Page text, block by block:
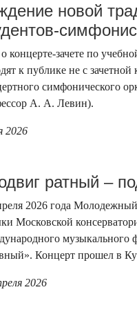
новой
концерте-зачете по
к публике не с
симфонического
А. А. Левин).
2026
ратный –
2026 года
Московской
музыкального
Концерт прошел в
2026